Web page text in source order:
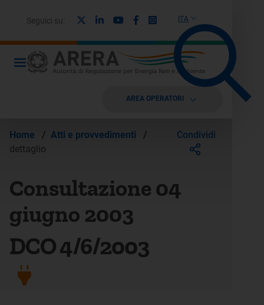
ITA
Seguici su: LinkedinYoutubeFacebook
Instagram
AREA OPERATORI
Home / Atti e provvedimenti
/
dettaglio
Condividi
Consultazione 04
giugno 2003
DCO 4/6/2003